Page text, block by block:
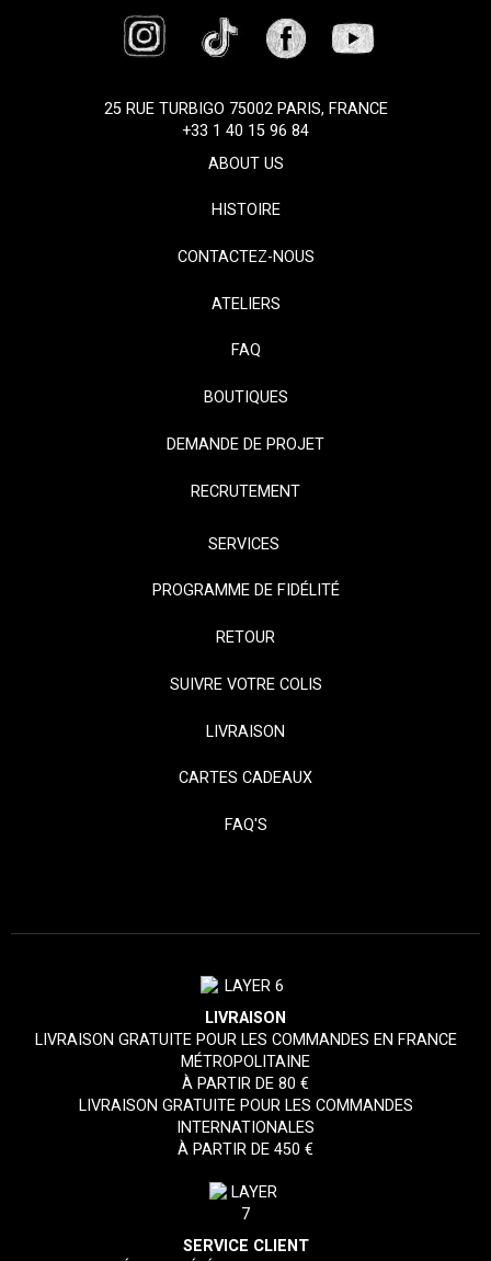
25 RUE TURBIGO 75002 PARIS, FRANCE
+33 1 40 15 96 84
ABOUT US
HISTOIRE
CONTACTEZ-NOUS
ATELIERS
FAQ
BOUTIQUES
DEMANDE DE PROJET
RECRUTEMENT
SERVICES
PROGRAMME DE FIDÉLITÉ
RETOUR
SUIVRE VOTRE COLIS
LIVRAISON
CARTES CADEAUX
FAQ'S
LIVRAISON
LIVRAISON GRATUITE POUR LES COMMANDES EN FRANCE
MÉTROPOLITAINE
À PARTIR DE 80 €
LIVRAISON GRATUITE POUR LES COMMANDES
INTERNATIONALES
À PARTIR DE 450 €
SERVICE CLIENT